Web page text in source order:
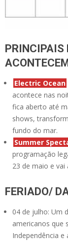
PRINCIPAIS
Electric Ocean
acontece nas
fica aberto até
shows,
fundo do mar.
Summer
programação
23 de maio e
FERIADO/
04 de julho: Um
americanos que
Independência e